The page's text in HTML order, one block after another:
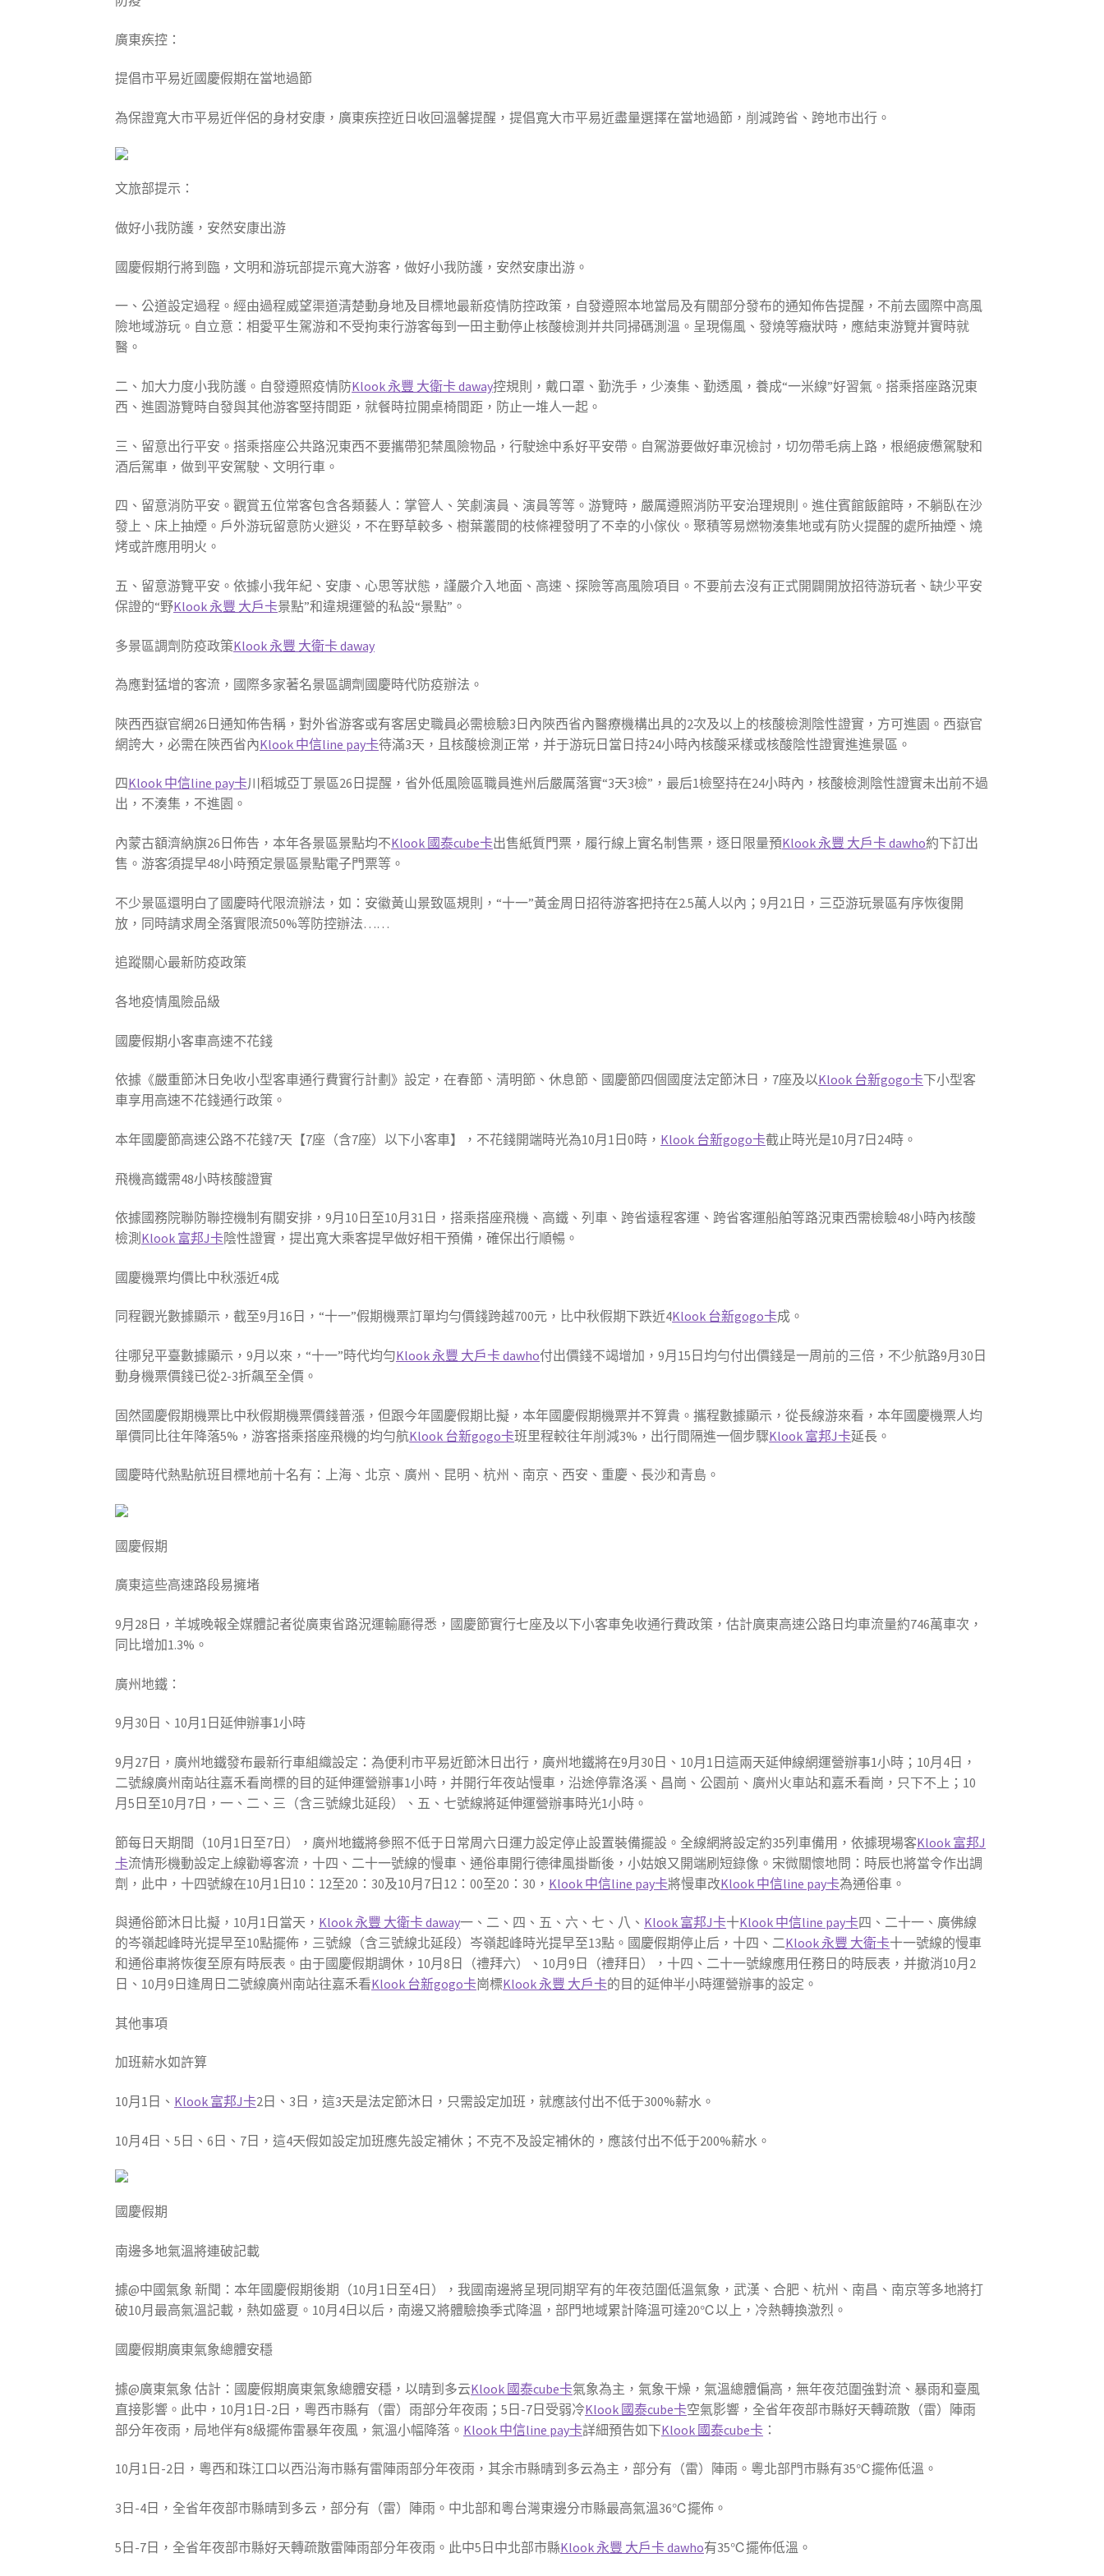
廣東疾控：
提倡市平易近國慶假期在當地過節
為保證寬大市平易近伴侶的身材安康，廣東疾控近日收回溫馨提醒，提倡寬大市平易近盡量選擇在當地過節，削減跨省、跨地市出行。
文旅部提示：
做好小我防護，安然安康出游
國慶假期行將到臨，文明和游玩部提示寬大游客，做好小我防護，安然安康出游。
一、公道設定過程。經由過程威望渠道清楚動身地及目標地最新疫情防控政策，自發遵照本地當局及有關部分發布的通知佈告提醒，不前去國際中高風
險地域游玩。自立意：相愛平生駕游和不受拘束行游客每到一田主動停止核酸檢測并共同掃碼測溫。呈現傷風、發燒等癥狀時，應結束游覽并實時就
醫。
二、加大力度小我防護。自發遵照疫情防Klook 永豐 大衛卡 daway控規則，戴口罩、勤洗手，少湊集、勤透風，養成“一米線”好習氣。搭乘搭座路況東
西、進園游覽時自發與其他游客堅持間距，就餐時拉開桌椅間距，防止一堆人一起。
三、留意出行平安。搭乘搭座公共路況東西不要攜帶犯禁風險物品，行駛途中系好平安帶。自駕游要做好車況檢討，切勿帶毛病上路，根絕疲憊駕駛和
酒后駕車，做到平安駕駛、文明行車。
四、留意消防平安。觀賞五位常客包含各類藝人：掌管人、笑劇演員、演員等等。游覽時，嚴厲遵照消防平安治理規則。進住賓館飯館時，不躺臥在沙
發上、床上抽煙。戶外游玩留意防火避災，不在野草較多、樹葉叢間的枝條裡發明了不幸的小傢伙。聚積等易燃物湊集地或有防火提醒的處所抽煙、燒
烤或許應用明火。
五、留意游覽平安。依據小我年紀、安康、心思等狀態，謹嚴介入地面、高速、探險等高風險項目。不要前去沒有正式開闢開放招待游玩者、缺少平安
保證的“野Klook 永豐 大戶卡景點”和違規運營的私設“景點”。
多景區調劑防疫政策Klook 永豐 大衛卡 daway
為應對猛增的客流，國際多家著名景區調劑國慶時代防疫辦法。
陜西西嶽官網26日通知佈告稱，對外省游客或有客居史職員必需檢驗3日內陜西省內醫療機構出具的2次及以上的核酸檢測陰性證實，方可進園。西嶽官
網誇大，必需在陜西省內Klook 中信line pay卡待滿3天，且核酸檢測正常，并于游玩日當日持24小時內核酸采樣或核酸陰性證實進進景區。
四Klook 中信line pay卡川稻城亞丁景區26日提醒，省外低風險區職員進州后嚴厲落實“3天3檢”，最后1檢堅持在24小時內，核酸檢測陰性證實未出前不過
出，不湊集，不進園。
內蒙古額濟納旗26日佈告，本年各景區景點均不Klook 國泰cube卡出售紙質門票，履行線上實名制售票，逐日限量預Klook 永豐 大戶卡 dawho約下訂出
售。游客須提早48小時預定景區景點電子門票等。
不少景區還明白了國慶時代限流辦法，如：安徽黃山景致區規則，“十一”黃金周日招待游客把持在2.5萬人以內；9月21日，三亞游玩景區有序恢復開
放，同時請求周全落實限流50%等防控辦法……
追蹤關心最新防疫政策
各地疫情風險品級
國慶假期小客車高速不花錢
依據《嚴重節沐日免收小型客車通行費實行計劃》設定，在春節、清明節、休息節、國慶節四個國度法定節沐日，7座及以Klook 台新gogo卡下小型客
車享用高速不花錢通行政策。
本年國慶節高速公路不花錢7天【7座（含7座）以下小客車】，不花錢開端時光為10月1日0時， Klook 台新gogo卡截止時光是10月7日24時。
飛機高鐵需48小時核酸證實
依據國務院聯防聯控機制有關安排，9月10日至10月31日，搭乘搭座飛機、高鐵、列車、跨省遠程客運、跨省客運船舶等路況東西需檢驗48小時內核酸
檢測 Klook 富邦J卡陰性證實，提出寬大乘客提早做好相干預備，確保出行順暢。
國慶機票均價比中秋漲近4成
同程觀光數據顯示，截至9月16日，“十一”假期機票訂單均勻價錢跨越700元，比中秋假期下跌近4Klook 台新gogo卡成。
往哪兒平臺數據顯示，9月以來，“十一”時代均勻Klook 永豐 大戶卡 dawho付出價錢不竭增加，9月15日均勻付出價錢是一周前的三倍，不少航路9月30日
動身機票價錢已從2-3折飆至全價。
固然國慶假期機票比中秋假期機票價錢普漲，但跟今年國慶假期比擬，本年國慶假期機票并不算貴。攜程數據顯示，從長線游來看，本年國慶機票人均
單價同比往年降落5%，游客搭乘搭座飛機的均勻航Klook 台新gogo卡班里程較往年削減3%，出行間隔進一個步驟Klook 富邦J卡延長。
國慶時代熱點航班目標地前十名有：上海、北京、廣州、昆明、杭州、南京、西安、重慶、長沙和青島。
國慶假期
廣東這些高速路段易擁堵
9月28日，羊城晚報全媒體記者從廣東省路況運輸廳得悉，國慶節實行七座及以下小客車免收通行費政策，估計廣東高速公路日均車流量約746萬車次，
同比增加1.3%。
廣州地鐵：
9月30日、10月1日延伸辦事1小時
9月27日，廣州地鐵發布最新行車組織設定：為便利市平易近節沐日出行，廣州地鐵將在9月30日、10月1日這兩天延伸線網運營辦事1小時；10月4日，
二號線廣州南站往嘉禾看崗標的目的延伸運營辦事1小時，并開行年夜站慢車，沿途停靠洛溪、昌崗、公園前、廣州火車站和嘉禾看崗，只下不上；10
月5日至10月7日，一、二、三（含三號線北延段）、五、七號線將延伸運營辦事時光1小時。
節每日天期間（10月1日至7日），廣州地鐵將參照不低于日常周六日運力設定停止設置裝備擺設。全線網將設定約35列車備用，依據現場客Klook 富邦J
卡流情形機動設定上線勸導客流，十四、二十一號線的慢車、通俗車開行德律風掛斷後，小姑娘又開端刷短錄像。宋微關懷地問：時辰也將當令作出調
劑，此中，十四號線在10月1日10：12至20：30及10月7日12：00至20：30， Klook 中信line pay卡將慢車改Klook 中信line pay卡為通俗車。
與通俗節沐日比擬，10月1日當天， Klook 永豐 大衛卡 daway一、二、四、五、六、七、八、 Klook 富邦J卡十Klook 中信line pay卡四、二十一、廣佛線
的岑嶺起峰時光提早至10點擺佈，三號線（含三號線北延段）岑嶺起峰時光提早至13點。國慶假期停止后，十四、二Klook 永豐 大衛卡十一號線的慢車
和通俗車將恢復至原有時辰表。由于國慶假期調休，10月8日（禮拜六）、10月9日（禮拜日），十四、二十一號線應用任務日的時辰表，并撤消10月2
日、10月9日逢周日二號線廣州南站往嘉禾看Klook 台新gogo卡崗標Klook 永豐 大戶卡的目的延伸半小時運營辦事的設定。
其他事項
加班薪水如許算
10月1日、 Klook 富邦J卡2日、3日，這3天是法定節沐日，只需設定加班，就應該付出不低于300%薪水。
10月4日、5日、6日、7日，這4天假如設定加班應先設定補休；不克不及設定補休的，應該付出不低于200%薪水。
國慶假期
南邊多地氣溫將連破記載
據@中國氣象 新聞：本年國慶假期後期（10月1日至4日），我國南邊將呈現同期罕有的年夜范圍低溫氣象，武漢、合肥、杭州、南昌、南京等多地將打
破10月最高氣溫記載，熱如盛夏。10月4日以后，南邊又將體驗換季式降溫，部門地域累計降溫可達20℃以上，冷熱轉換激烈。
國慶假期廣東氣象總體安穩
據@廣東氣象 估計：國慶假期廣東氣象總體安穩，以晴到多云Klook 國泰cube卡氣象為主，氣象干燥，氣溫總體偏高，無年夜范圍強對流、暴雨和臺風
直接影響。此中，10月1日-2日，粵西市縣有（雷）雨部分年夜雨；5日-7日受弱冷Klook 國泰cube卡空氣影響，全省年夜部市縣好天轉疏散（雷）陣雨
部分年夜雨，局地伴有8級擺佈雷暴年夜風，氣溫小幅降落。 Klook 中信line pay卡詳細預告如下Klook 國泰cube卡 ：
10月1日-2日，粵西和珠江口以西沿海市縣有雷陣雨部分年夜雨，其余市縣晴到多云為主，部分有（雷）陣雨。粵北部門市縣有35℃擺佈低溫。
3日-4日，全省年夜部市縣晴到多云，部分有（雷）陣雨。中北部和粵台灣東邊分市縣最高氣溫36℃擺佈。
5日-7日，全省年夜部市縣好天轉疏散雷陣雨部分年夜雨。此中5日中北部市縣Klook 永豐 大戶卡 dawho有35℃擺佈低溫。